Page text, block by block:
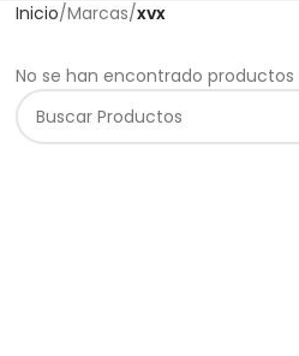
Inicio Marcas xvx
No se han encontrado